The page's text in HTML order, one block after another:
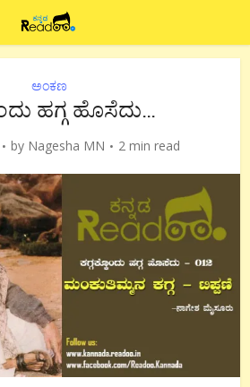
ಅಂಕಣ
ಹಗ್ಗ ಹೊಸೆದು…
by Nagesha MN 2 min read